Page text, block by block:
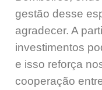
gestão desse
agradecer. A
investimentos
e isso reforça
cooperação